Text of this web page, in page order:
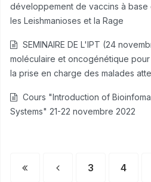
développement de vaccins à base
les Leishmanioses et la Rage
SEMINAIRE DE L'IPT (24
moléculaire et oncogénétique
la prise en charge des malades
Cours "Introduction of
Systems" 21-22 novembre 2022
3 4